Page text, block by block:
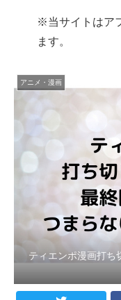
※当サイトはア
ます。
アニメ・漫画
ティエンポ漫画打ち